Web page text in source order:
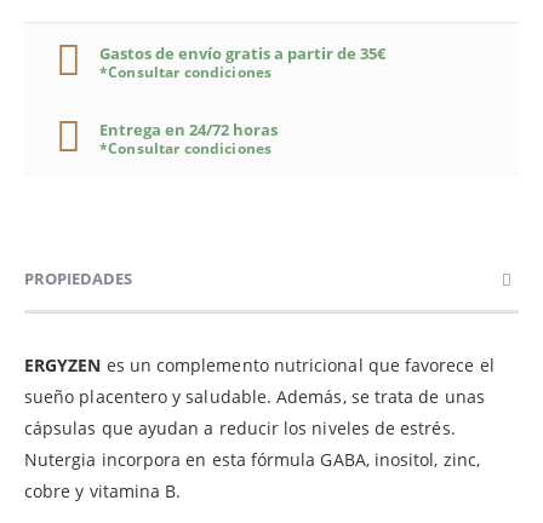
Gastos de envío gratis a partir de 35€
*Consultar condiciones
Entrega en 24/72 horas
*Consultar condiciones
PROPIEDADES
ERGYZEN es un complemento nutricional que favorece el
sueño placentero y saludable. Además, se trata de unas
cápsulas que ayudan a reducir los niveles de estrés.
Nutergia incorpora en esta fórmula GABA, inositol, zinc,
cobre y vitamina B.